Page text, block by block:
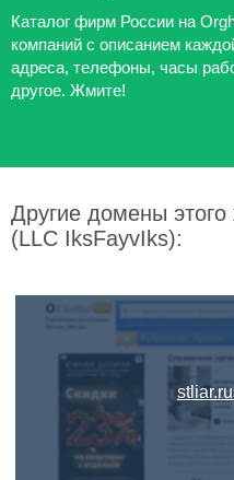
Каталог фирм России на
компаний с описанием
адреса, телефоны, часы
другое. Жмите!
Другие домены этого
(LLC IksFayvIks):